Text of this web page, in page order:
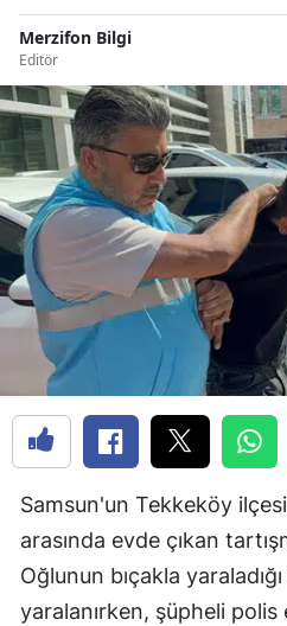
Merzifon Bilgi
Editör
Samsun'un Tekkeköy
arasında evde çıkan
Oğlunun bıçakla
yaralanırken, şüpheli polis